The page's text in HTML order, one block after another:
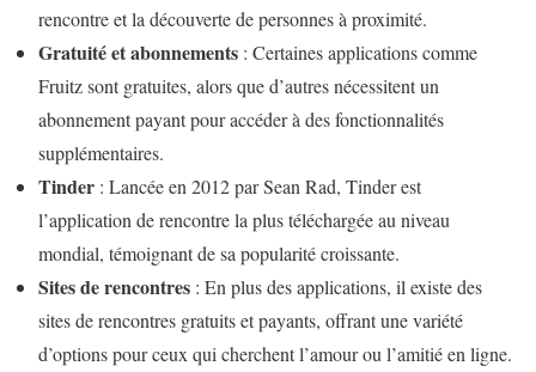
rencontre et la découverte de personnes à proximité.
Gratuité et abonnements : Certaines applications comme
Fruitz sont gratuites, alors que d’autres nécessitent un
abonnement payant pour accéder à des fonctionnalités
supplémentaires.
Tinder : Lancée en 2012 par Sean Rad, Tinder est
l’application de rencontre la plus téléchargée au niveau
mondial, témoignant de sa popularité croissante.
Sites de rencontres : En plus des applications, il existe des
sites de rencontres gratuits et payants, offrant une variété
d’options pour ceux qui cherchent l’amour ou l’amitié en ligne.